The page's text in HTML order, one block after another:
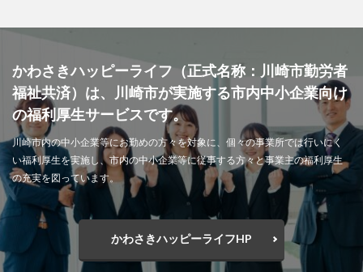
かわさきハッピーライフ（正式名称：川崎市勤労者
福祉共済）は、川崎市が実施する市内中小企業向け
の福利厚生サービスです。
川崎市内の中小企業等にお勤めの方々を対象に、個々の事業所では行いにく
い福利厚生を実施し、市内の中小企業等に従事する方々と事業主の福利厚生
の充実を図っています。
かわさきハッピーライフHP